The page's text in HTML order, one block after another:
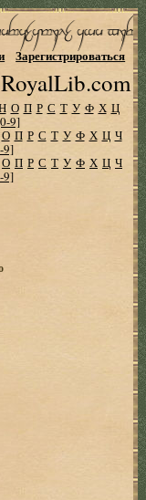
Зарегистрироваться
О П Р С Т У Ф Х Ц
9]
О П Р С Т У Ф Х Ц Ч
9]
О П Р С Т У Ф Х Ц Ч
9]